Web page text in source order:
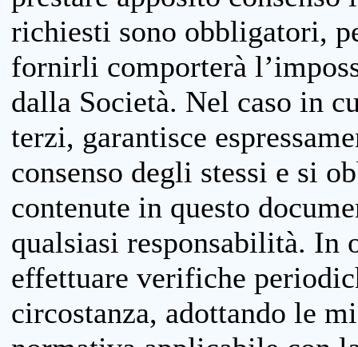
richiesti sono obbligatori,
fornirli comporterà
dalla Società. Nel caso in
terzi, garantisce
consenso degli stessi e si
contenute in questo
qualsiasi responsabilità. In
effettuare verifiche
circostanza, adottando le